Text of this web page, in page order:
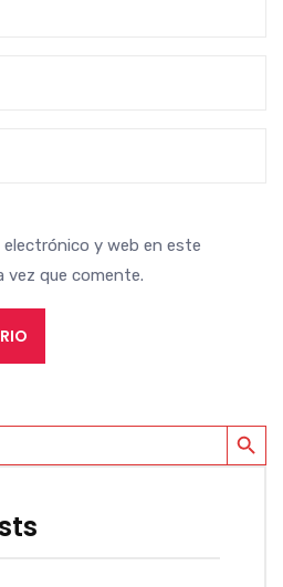
BOTÓN DE
electrónico y web en este
vez que comente.